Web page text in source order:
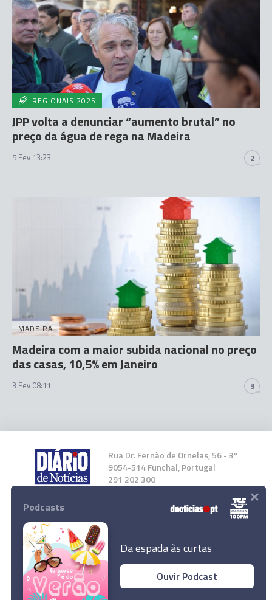
REGIONAIS 2025
JPP volta a denunciar “aumento brutal” no
preço da água de rega na Madeira
5 Fev 13:23 2
MADEIRA
Madeira com a maior subida nacional no preço
das casas, 10,5% em Janeiro
3 Fev 08:11 3
Rua Dr. Fernão de Ornelas, 56 - 3º
9054-514 Funchal, Portugal
291 202 300
Instale a nossa App
© 2025 Empresa Diário de Notícias, Lda.
Podcasts
Da espada às curtas
Ouvir Podcast
×